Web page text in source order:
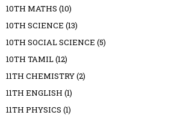
10TH MATHS (10)
10TH SCIENCE (13)
10TH SOCIAL SCIENCE (5)
10TH TAMIL(12)
11TH CHEMISTRY(2)
11TH ENGLISH (1)
11TH PHYSICS (1)